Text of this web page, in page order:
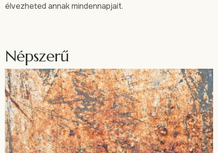
élvezheted annak mindennapjait.
Népszerű